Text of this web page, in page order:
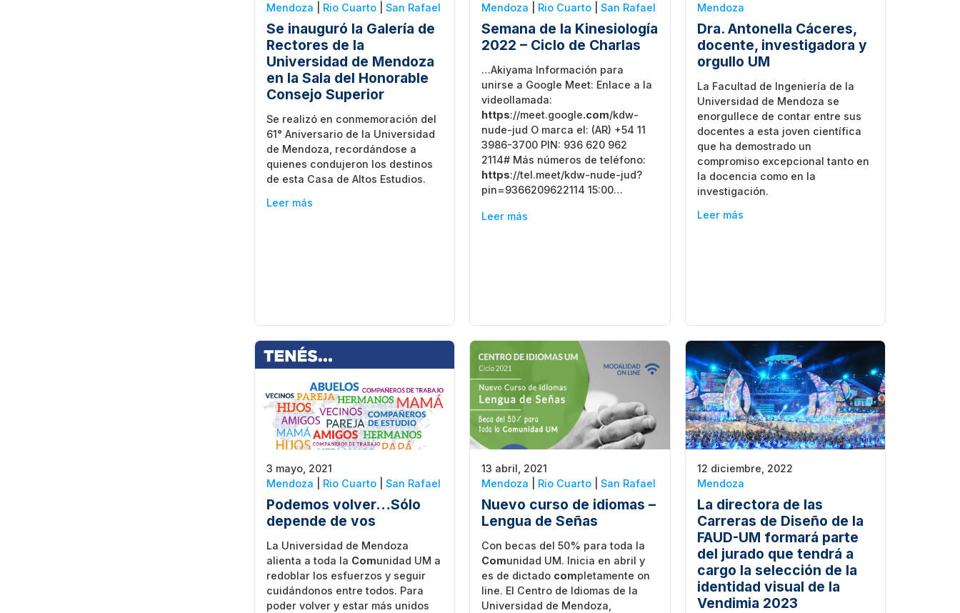
Mendoza
Rio Cuarto San Rafael
Se inauguró la Galería de
Rectores de la
Universidad de Mendoza
en la Sala del Honorable
Consejo Superior
Se realizó en conmemoración del
61° Aniversario de la Universidad
de Mendoza, recordándose a
quienes condujeron los destinos
de esta Casa de Altos Estudios.
Leer más
Mendoza
Rio Cuarto |San Rafael
Semana de la Kinesiología
2022 – Ciclo de Charlas
…Akiyama Información para
unirse a Google Meet: Enlace a la
videollamada:
https://meet.google.com/kdw-
nude-jud O marca el: (AR) +54 11
3986-3700 PIN: 936 620 962
2114# Más números de teléfono:
https://tel.meet/kdw-nude-jud?
pin=9366209622114 15:00…
Leer más
Mendoza
Dra. Antonella Cáceres,
docente, investigadora y
orgullo UM
La Facultad de Ingeniería de la
Universidad de Mendoza se
enorgullece de contar entre sus
docentes a esta joven científica
que ha demostrado un
compromiso excepcional tanto en
la docencia como en la
investigación.
Leer más
3 mayo, 2021
Mendoza
Rio Cuarto San Rafael
Podemos volver…Sólo
depende de vos
La Universidad de Mendoza
alienta a toda la Comunidad UM a
redoblar los esfuerzos y seguir
cuidándonos entre todos. Para
poder volver y estar más unidos
13 abril, 2021
Mendoza
Rio Cuarto |San Rafael
Nuevo curso de idiomas –
Lengua de Señas
Con becas del 50% para toda la
Comunidad UM. Inicia en abril y
es de dictado completamente on
line. El Centro de Idiomas de la
Universidad de Mendoza,
12 diciembre, 2022
Mendoza
La directora de las
Carreras de Diseño de la
FAUD-UM formará parte
del jurado que tendrá a
cargo la selección de la
identidad visual de la
Vendimia 2023